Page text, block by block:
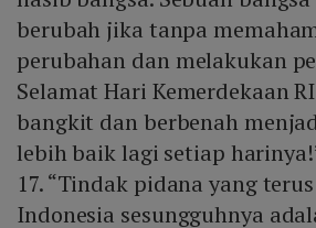
berubah jika tanpa
perubahan dan melakukan
Selamat Hari Kemerdekaan
bangkit dan berbenah
lebih baik lagi setiap
17. “Tindak pidana yang
Indonesia sesungguhnya